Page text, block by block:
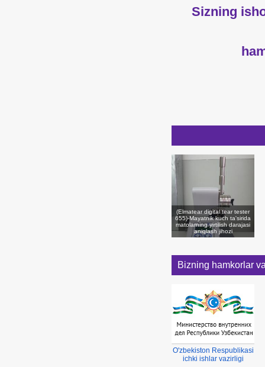
Sizning
(Elmatear digital tear tester
655)-Mayatnik kuch ta'sirida
matolarning yirtilish darajasi
aniqlash jihozi
Bizning hamkorlar
O'zbekiston Respublikasi
ichki ishlar vazirligi